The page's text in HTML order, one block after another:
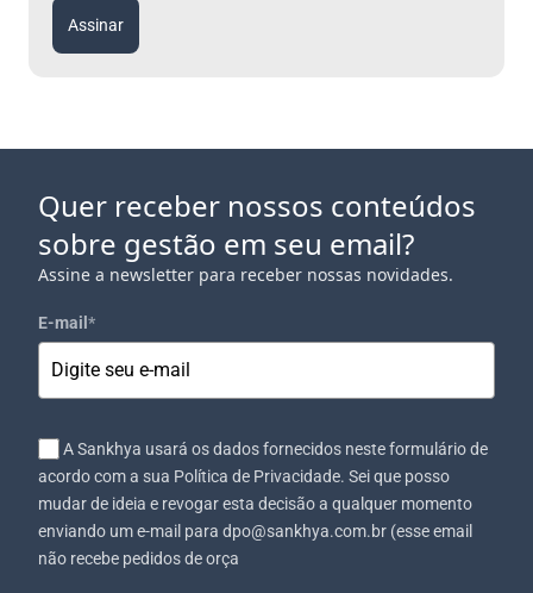
Assinar
Quer receber nossos conteúdos
sobre gestão em seu email?
Assine a newsletter para receber nossas novidades.
E-mail*
A Sankhya usará os dados fornecidos neste formulário de
acordo com a sua Política de Privacidade. Sei que posso
mudar de ideia e revogar esta decisão a qualquer momento
enviando um e-mail para dpo@sankhya.com.br (esse email
não recebe pedidos de orça